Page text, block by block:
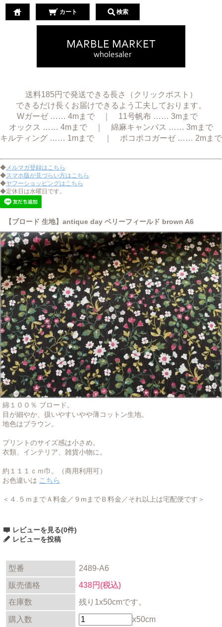
カート 検索
送料185円で発送できる長さ（クリックポスト）
できるだけ長くお届けできるよう工夫しております。
Wガーゼ …… 4mまで ｜ 11号帆布 …… 3mまで
オックス …… 4mまで ｜ 綿麻キャンバス …… 3mまで
キルティング …… 1mまで ｜ ポコポコガーゼ …… 2mまで
◆メルマガ登録はこちら
◆スマホ版が見づらい方はこちら
◆ヤフーショッピングはこちら
◆定休日は水曜日です。
【ブロード 生地】antique day ベリーフィールド brown A6
綿１００％ ブロード。
目が細やか、扱いやすいやや薄コットン生地。
地色はブラウン。
プリントのサイズ感は小さめ。
衣類、インテリア、雑貨小物に。
約１１１ｃｍ巾。（商用利用可）
お色違いは こちら
＜４.５ｍまでＡ料金／９mまでＢ料金／それ以上は宅配便です＞
レビューを見る(0件)
レビューを投稿
型番
2489-A6
販売価格
438円(税込)
在庫数
残り1x50cmです。
購入数 x50cm